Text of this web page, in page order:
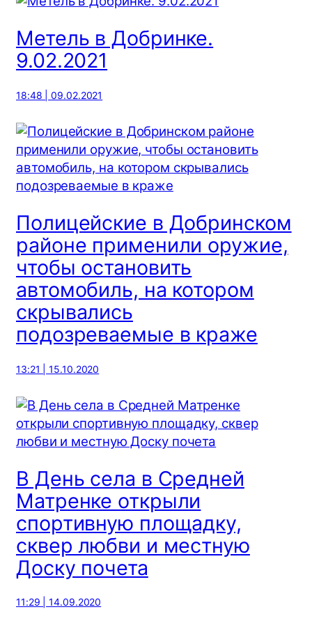
Метель в Добринке.
9.02.2021
18:48 | 09.02.2021
Полицейские в Добринском
районе применили оружие,
чтобы остановить
автомобиль, на котором
скрывались
подозреваемые в краже
13:21 | 15.10.2020
В День села в Средней
Матренке открыли
спортивную площадку,
сквер любви и местную
Доску почета
11:29 | 14.09.2020